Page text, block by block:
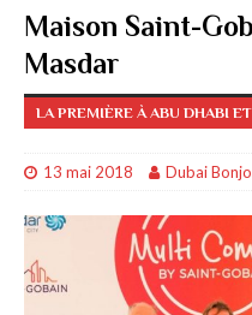
Maison Saint-
Masdar
LA PREMIÈRE À ABU DHABI
13 mai 2018 Dubai